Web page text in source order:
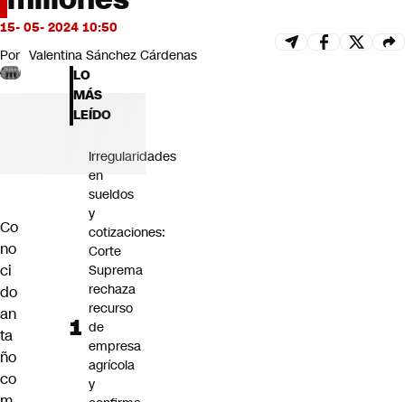
15- 05- 2024 10:50
Por Valentina Sánchez Cárdenas
Co
no
ci
do
an
ta
ño
co
LO
MÁS
LEÍDO
Irregularidades
en
sueldos
y
cotizaciones:
Corte
Suprema
rechaza
recurso
de
empresa
agrícola
y